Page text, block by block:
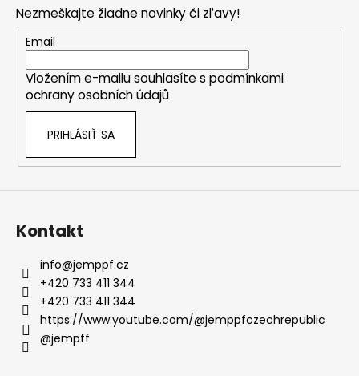
Nezmeškajte žiadne novinky či zľavy!
Email
Vložením e-mailu souhlasíte s podmínkami
ochrany osobních údajů
PRIHLÁSIŤ SA
Kontakt
info@jemppf.cz
+420 733 411 344
+420 733 411 344
https://www.youtube.com/@jemppfczechrepublic
@jempff